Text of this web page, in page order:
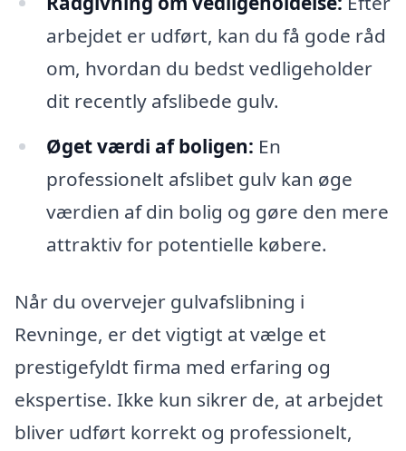
arbejdet er udført, kan du få gode råd
om, hvordan du bedst vedligeholder
dit recently afslibede gulv.
Øget værdi af boligen: En
professionelt afslibet gulv kan øge
værdien af din bolig og gøre den mere
attraktiv for potentielle købere.
Når du overvejer gulvafslibning i
Revninge, er det vigtigt at vælge et
prestigefyldt firma med erfaring og
ekspertise. Ikke kun sikrer de, at arbejdet
bliver udført korrekt og professionelt,